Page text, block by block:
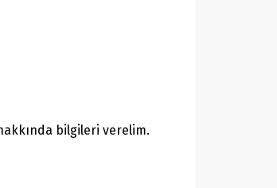
bilgileri verelim.